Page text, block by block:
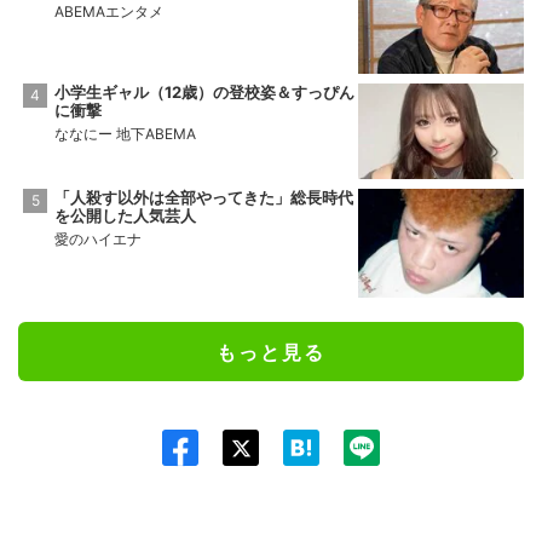
ABEMAエンタメ
小学生ギャル（12歳）の登校姿＆すっぴん
に衝撃
ななにー 地下ABEMA
「人殺す以外は全部やってきた」総長時代
を公開した人気芸人
愛のハイエナ
もっと見る